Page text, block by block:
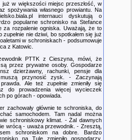
w większości miejsc przeszłość, w
spożywania własnego prowiantu. Na
internauci dyskutują o
popularne schronisko na Stefance
za rozpalenie ogniska. Uważają, że to
nie dziwi, bo spotkałem się już
w schroniskach - podsumowuje
z Katowic.
PTTK z Cieszyna, mówi, że
przez prywatne osoby. Gospodarze
dzierżawny, rachunki, pensje dla
muszą przynosić zysk. - Zaczynają
Ale też zupełnie zmieniły się
do prowadzenia więcej wycieczek
po górach - opowiada.
zachowały głównie te schroniska, do
samochodem. Tam nadal można
schroniskowy klimat. - Żal dawnych
wrócą - uważa przewodnik. - Zresztą,
schroniskom na dobre. Bardzo
na Tule zmieniło gospodarzy,